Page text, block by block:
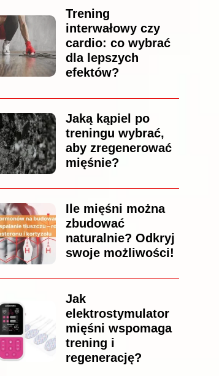
Trening
interwałowy czy
cardio: co wybrać
dla lepszych
efektów?
Jaką kąpiel po
treningu wybrać,
aby zregenerować
mięśnie?
Ile mięśni można
zbudować
naturalnie? Odkryj
swoje możliwości!
Jak
elektrostymulator
mięśni wspomaga
trening i
regenerację?